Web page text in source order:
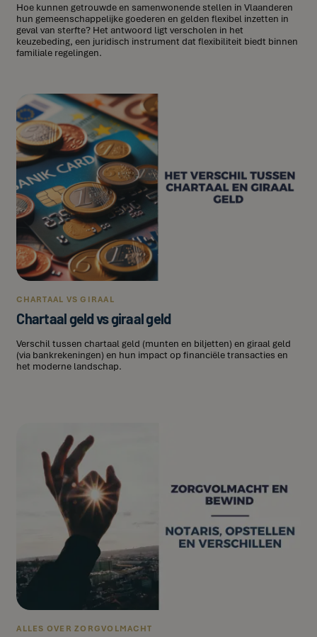
Hoe kunnen getrouwde en samenwonende stellen in Vlaanderen
hun gemeenschappelijke goederen en gelden flexibel inzetten in
geval van sterfte? Het antwoord ligt verscholen in het
keuzebeding, een juridisch instrument dat flexibiliteit biedt binnen
familiale regelingen.
CHARTAAL VS GIRAAL
Chartaal geld vs giraal geld
Verschil tussen chartaal geld (munten en biljetten) en giraal geld
(via bankrekeningen) en hun impact op financiële transacties en
het moderne landschap.
ALLES OVER ZORGVOLMACHT